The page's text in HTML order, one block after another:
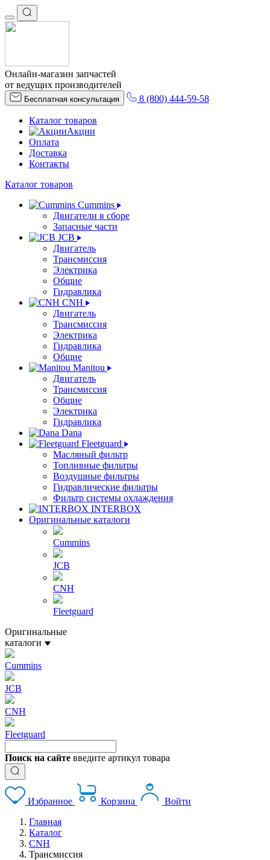
Онлайн-магазин запчастей
от ведущих производителей
Бесплатная консультация 8 (800) 444-59-58
Каталог товаров
Акции
Оплата
Доставка
Контакты
Каталог товаров
Cummins
Двигатели в сборе
Запасные части
JCB
Двигатель
Трансмиссия
Электрика
Общие
Гидравлика
CNH
Двигатель
Трансмиссия
Электрика
Гидравлика
Общие
Manitou
Двигатель
Трансмиссия
Общие
Электрика
Гидравлика
Dana
Fleetguard
Масляный фильтр
Топливные фильтры
Воздушные фильтры
Гидравлические фильтры
Фильтр системы охлаждения
INTERBOX
Оригинальные каталоги
Cummins
JCB
CNH
Fleetguard
Оригинальные
каталоги
Cummins
JCB
CNH
Fleetguard
Поиск на сайте введите артикул товара
Избранное Корзина
Войти
Главная
Каталог
CNH
Трансмиссия